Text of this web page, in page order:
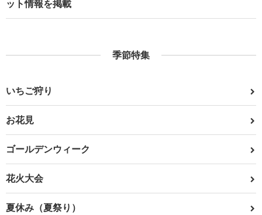
ット情報を掲載
季節特集
いちご狩り
お花見
ゴールデンウィーク
花火大会
夏休み（夏祭り）